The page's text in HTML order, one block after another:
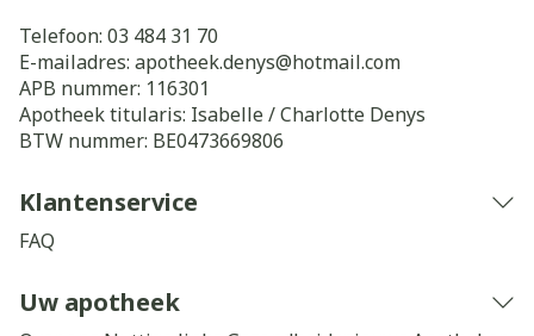
Telefoon: 03 484 31 70
E-mailadres: apotheek.denys@hotmail.com
APB nummer: 116301
Apotheek titularis: Isabelle / Charlotte Denys
BTW nummer: BE0473669806
Klantenservice
FAQ
Uw apotheek